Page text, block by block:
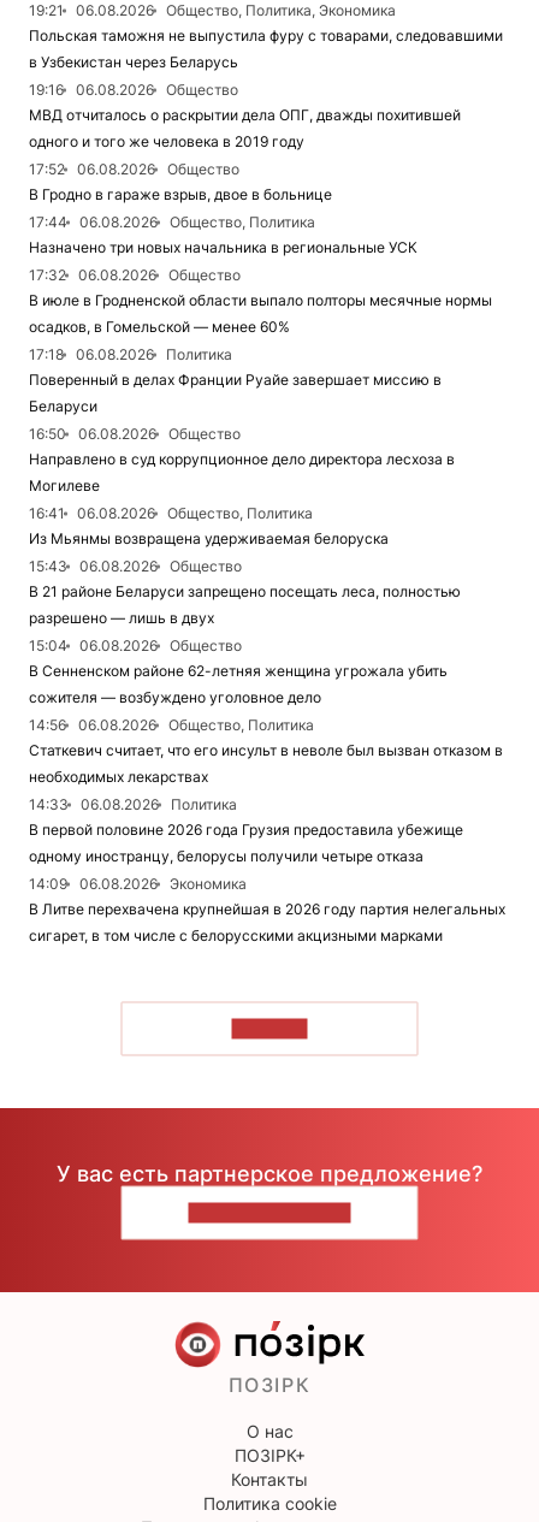
19:21
06.08.2026
Общество, Политика, Экономика
Польская таможня не выпустила фуру с товарами, следовавшими
в Узбекистан через Беларусь
19:16
06.08.2026
Общество
МВД отчиталось о раскрытии дела ОПГ, дважды похитившей
одного и того же человека в 2019 году
17:52
06.08.2026
Общество
В Гродно в гараже взрыв, двое в больнице
17:44
06.08.2026
Общество, Политика
Назначено три новых начальника в региональные УСК
17:32
06.08.2026
Общество
В июле в Гродненской области выпало полторы месячные нормы
осадков, в Гомельской — менее 60%
17:18
06.08.2026
Политика
Поверенный в делах Франции Руайе завершает миссию в
Беларуси
16:50
06.08.2026
Общество
Направлено в суд коррупционное дело директора лесхоза в
Могилеве
16:41
06.08.2026
Общество, Политика
Из Мьянмы возвращена удерживаемая белоруска
15:43
06.08.2026
Общество
В 21 районе Беларуси запрещено посещать леса, полностью
разрешено — лишь в двух
15:04
06.08.2026
Общество
В Сенненском районе 62-летняя женщина угрожала убить
сожителя — возбуждено уголовное дело
14:56
06.08.2026
Общество, Политика
Статкевич считает, что его инсульт в неволе был вызван отказом в
необходимых лекарствах
14:33
06.08.2026
Политика
В первой половине 2026 года Грузия предоставила убежище
одному иностранцу, белорусы получили четыре отказа
14:09
06.08.2026
Экономика
В Литве перехвачена крупнейшая в 2026 году партия нелегальных
сигарет, в том числе с белорусскими акцизными марками
У вас есть партнерское предложение?
ПОЗІРК
О нас
ПОЗІРК+
Контакты
Политика cookie